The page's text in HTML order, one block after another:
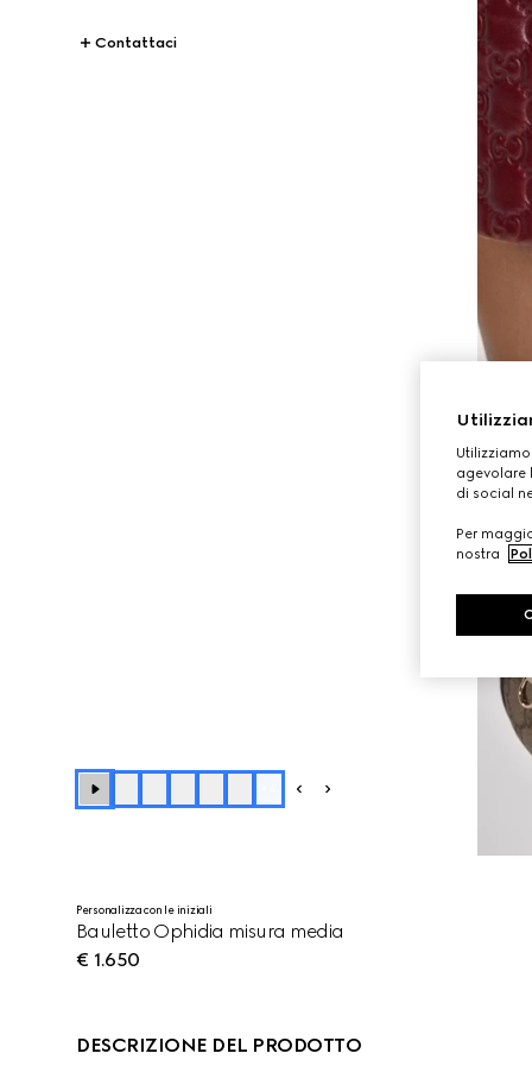
Contattaci
Personalizza con le iniziali
Bauletto Ophidia misura media
€ 1.650
DESCRIZIONE DEL PRODOTTO
agevolare
di social
Per
nostra